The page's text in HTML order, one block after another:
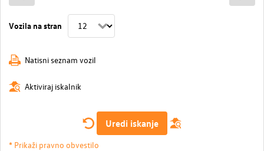
Vozila na stran
Natisni seznam vozil
Aktiviraj iskalnik
Uredi iskanje
* Prikaži pravno obvestilo